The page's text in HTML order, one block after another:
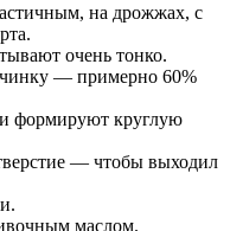
на дрожжах, с
очень тонко.
— примерно 60%
формируют круглую
— чтобы выходил
маслом.